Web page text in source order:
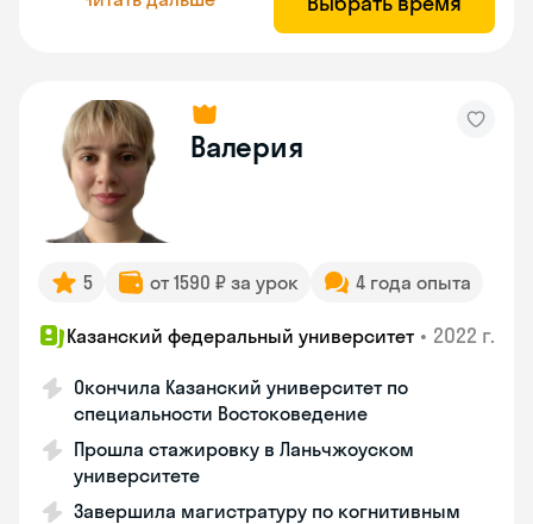
Валерия
5 от 1590 ₽ за урок 4 года опыта
Казанский федеральный университет • 2022 г.
Окончила Казанский университет по
специальности Востоковедение
Прошла стажировку в Ланьчжоуском
университете
Завершила магистратуру по когнитивным